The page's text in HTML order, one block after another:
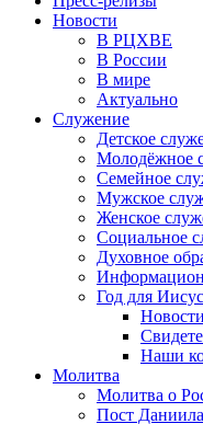
Новости
В РЦХВЕ
В России
В мире
Актуально
Служение
Детское
Молодёжное
Семейное
Мужское
Женское
Социальное
Духовное
Год для
Наши
Молитва
Молитва о
Пост Даниила